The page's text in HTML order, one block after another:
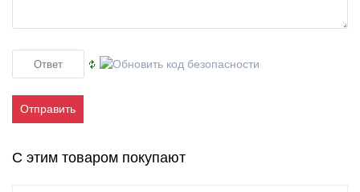
Отправить
С этим товаром покупают